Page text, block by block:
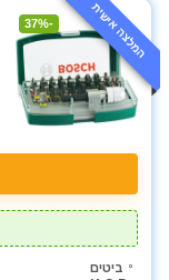
המלצה אישית -37%
ביטים